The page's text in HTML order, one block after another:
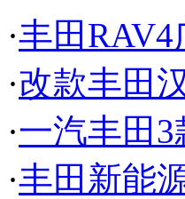
·丰田
·改款丰田
·一汽丰田
·丰田新能